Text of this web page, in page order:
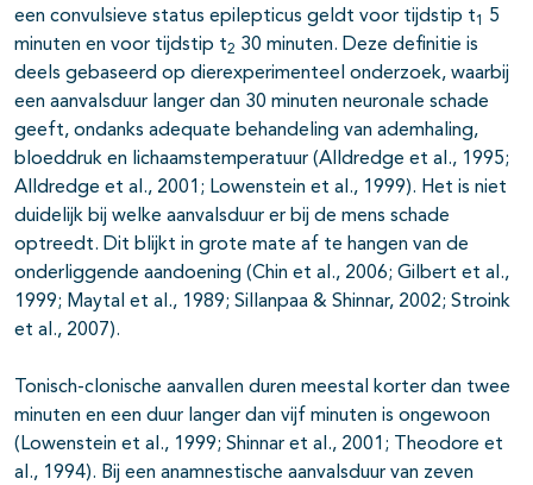
open- en dichtklappen
open- en dichtklappen
open- en dichtklappen
open- en dichtklappen
open- en dichtklappen
open- en dichtklappen
een convulsieve status epilepticus geldt voor tijdstip t1
5
minuten en voor tijdstip t2 30 minuten. Deze definitie is
deels gebaseerd op dierexperimenteel onderzoek, waarbij
een aanvalsduur langer dan 30 minuten neuronale schade
geeft, ondanks adequate behandeling van ademhaling,
bloeddruk en lichaamstemperatuur (Alldredge et al., 1995;
Alldredge et al., 2001; Lowenstein et al., 1999). Het is niet
duidelijk bij welke aanvalsduur er bij de mens schade
optreedt. Dit blijkt in grote mate af te hangen van de
onderliggende aandoening (Chin et al., 2006; Gilbert et al.,
1999; Maytal et al., 1989; Sillanpaa & Shinnar, 2002; Stroink
et al., 2007).
Tonisch-clonische aanvallen duren meestal korter dan twee
minuten en een duur langer dan vijf minuten is ongewoon
(Lowenstein et al., 1999; Shinnar et al., 2001; Theodore et
al., 1994). Bij een anamnestische aanvalsduur van zeven